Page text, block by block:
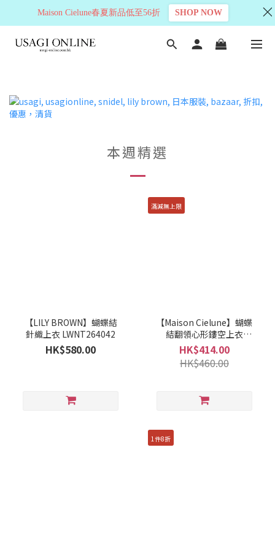
本週精選
【LILY BROWN】蝴蝶結
針織上衣 LWNT264042
HK$580.00
滿減無上限
【Maison Cielune】蝴蝶
結翻領心形鏤空上衣
MWBD262677
HK$414.00
HK$460.00
1件8折
Maison Cielune春夏新品低至56折 SHOP NOW